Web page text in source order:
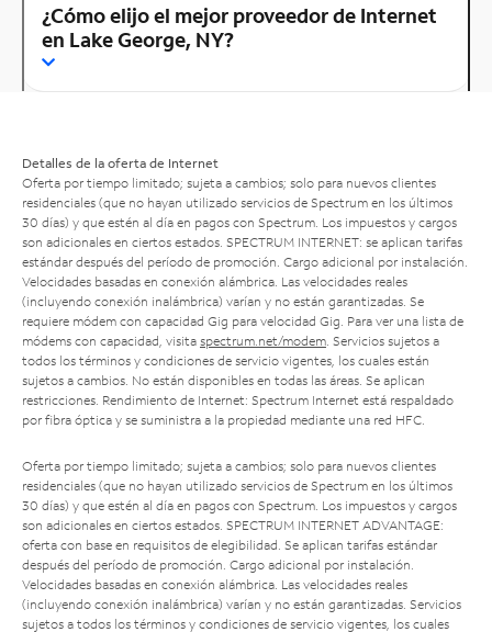
¿Cómo elijo el mejor proveedor de Internet
en Lake George, NY?
Detalles de la oferta de Internet
Oferta por tiempo limitado; sujeta a cambios; solo para nuevos clientes
residenciales (que no hayan utilizado servicios de Spectrum en los últimos
30 días) y que estén al día en pagos con Spectrum. Los impuestos y cargos
son adicionales en ciertos estados. SPECTRUM INTERNET: se aplican tarifas
estándar después del período de promoción. Cargo adicional por instalación.
Velocidades basadas en conexión alámbrica. Las velocidades reales
(incluyendo conexión inalámbrica) varían y no están garantizadas. Se
requiere módem con capacidad Gig para velocidad Gig. Para ver una lista de
módems con capacidad, visita spectrum.net/modem . Servicios sujetos a
todos los términos y condiciones de servicio vigentes, los cuales están
sujetos a cambios. No están disponibles en todas las áreas. Se aplican
restricciones. Rendimiento de Internet: Spectrum Internet está respaldado
por fibra óptica y se suministra a la propiedad mediante una red HFC.
Oferta por tiempo limitado; sujeta a cambios; solo para nuevos clientes
residenciales (que no hayan utilizado servicios de Spectrum en los últimos
30 días) y que estén al día en pagos con Spectrum. Los impuestos y cargos
son adicionales en ciertos estados. SPECTRUM INTERNET ADVANTAGE:
oferta con base en requisitos de elegibilidad. Se aplican tarifas estándar
después del período de promoción. Cargo adicional por instalación.
Velocidades basadas en conexión alámbrica. Las velocidades reales
(incluyendo conexión inalámbrica) varían y no están garantizadas. Servicios
sujetos a todos los términos y condiciones de servicio vigentes, los cuales